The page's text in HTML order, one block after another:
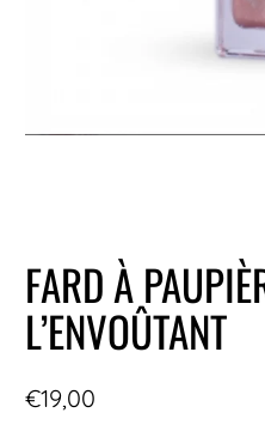
FARD À
L’ENVOÛTANT
€19,00